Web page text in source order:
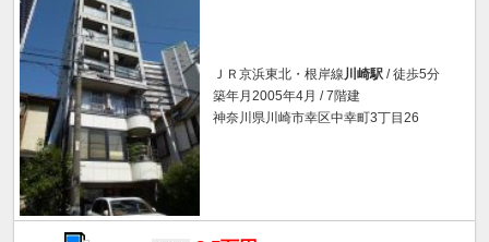
ＪＲ京浜東北・根岸線川崎駅 / 徒歩5分
築年月2005年4月 / 7階建
神奈川県川崎市幸区中幸町3丁目26